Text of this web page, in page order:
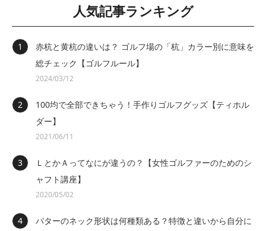
人気記事ランキング
赤杭と黄杭の違いは？ ゴルフ場の「杭」カラー別に意味を
総チェック【ゴルフルール】
2024/03/12
100均で全部できちゃう！手作りゴルフグッズ【ティホル
ダー】
2021/06/11
ＬとかＡってなにが違うの？【女性ゴルファーのためのシ
ャフト講座】
2020/05/02
パターのネック形状は何種類ある？特徴と違いから自分に